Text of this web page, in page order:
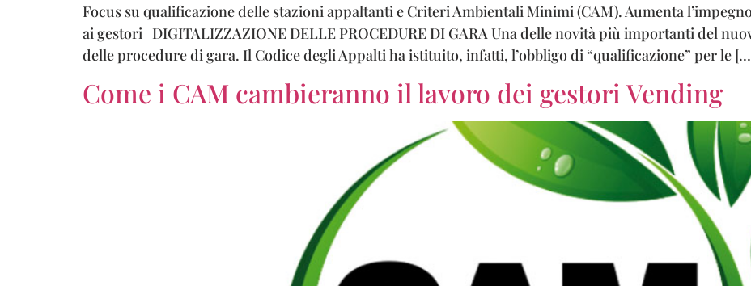
Focus su qualificazione delle stazioni appaltanti e Criteri Ambientali Minimi (CAM). Aumenta
ai gestori DIGITALIZZAZIONE DELLE PROCEDURE DI GARA Una delle novità più importanti del
delle procedure di gara. Il Codice degli Appalti ha istituito, infatti, l’obbligo di “qualificazione” per le
Come i CAM cambieranno il lavoro dei gestori Vending